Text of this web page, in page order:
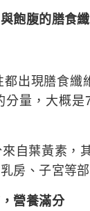
飽腹的膳食
出現膳食纖
量，大概是
葉黃素，
房、子宮等部
營養滿分